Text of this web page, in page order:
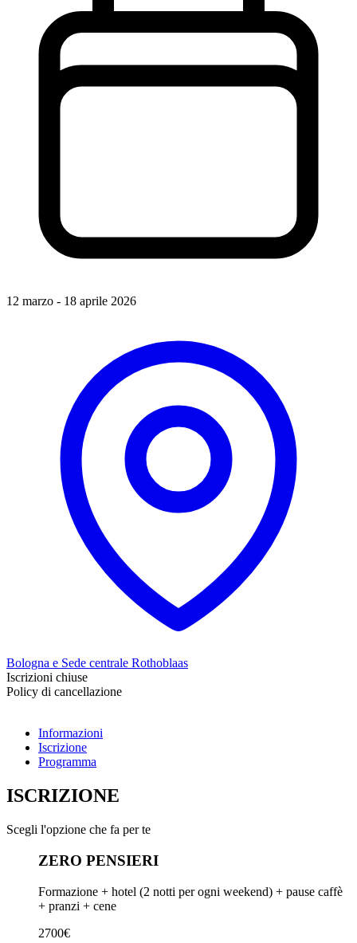
12 marzo - 18 aprile 2026
Bologna e Sede centrale Rothoblaas
Iscrizioni chiuse
Policy di cancellazione
Informazioni
Iscrizione
Programma
ISCRIZIONE
Scegli l'opzione che fa per te
ZERO PENSIERI
Formazione + hotel (2 notti per ogni weekend) + pause caffè
+ pranzi + cene
2700€